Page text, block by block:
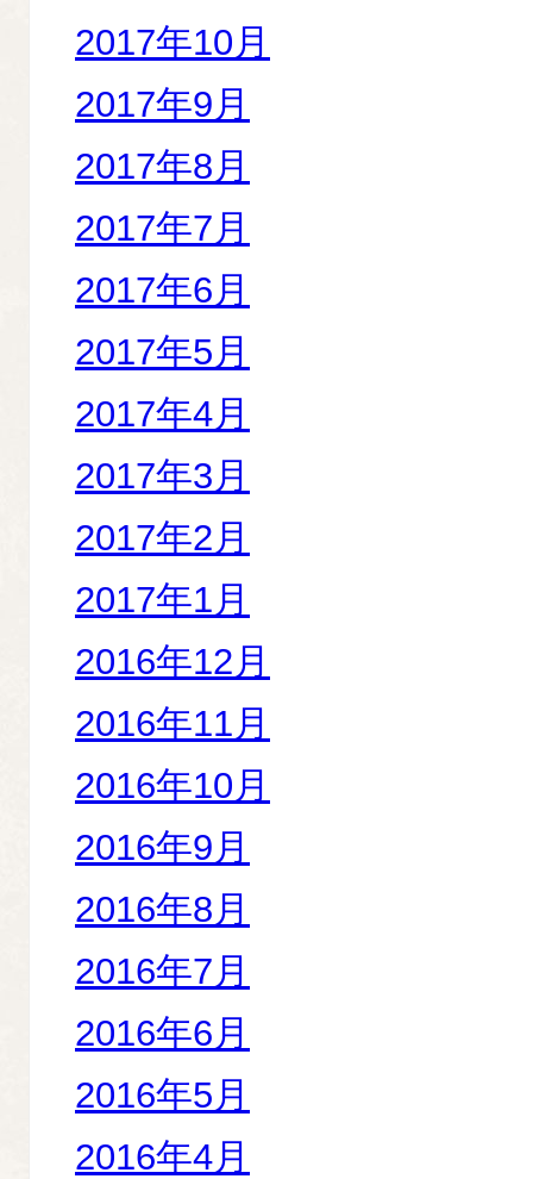
2017年10月
2017年9月
2017年8月
2017年7月
2017年6月
2017年5月
2017年4月
2017年3月
2017年2月
2017年1月
2016年12月
2016年11月
2016年10月
2016年9月
2016年8月
2016年7月
2016年6月
2016年5月
2016年4月